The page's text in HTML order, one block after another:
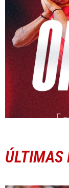
ÚLTIMAS